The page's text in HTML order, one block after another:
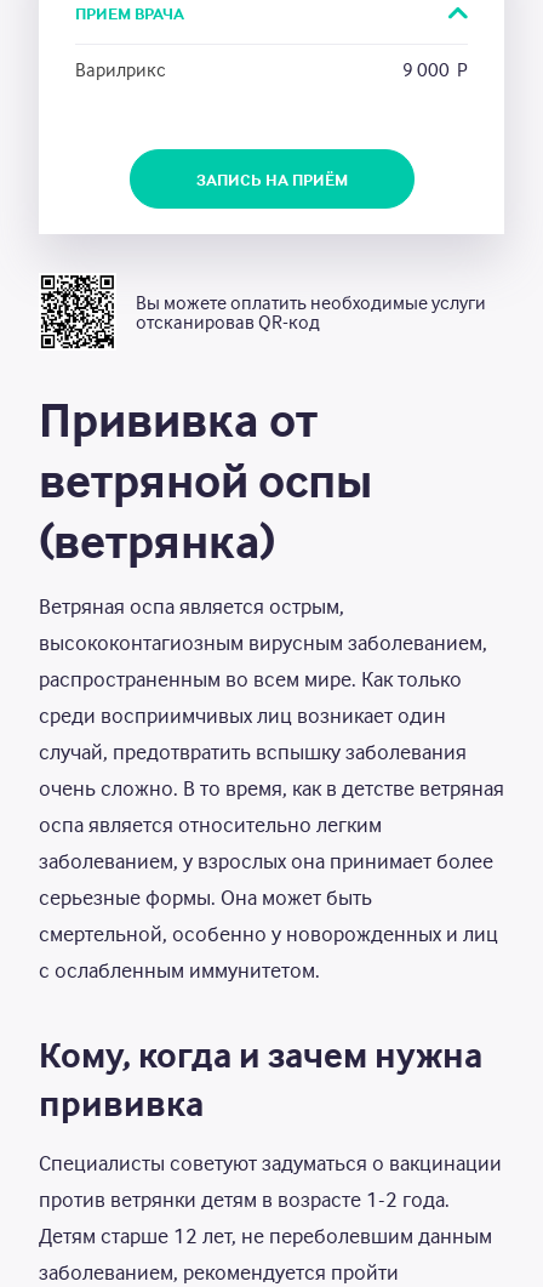
Новости
Акции
Единый call-центр
call_centr_2020@mail.ru
ПРИЕМ ВРАЧА
Варилрикс 9 000 Р
ЗАПИСЬ НА ПРИЁМ
Вы можете оплатить необходимые услуги
отсканировав QR-код
Прививка от
ветряной оспы
(ветрянка)
Ветряная оспа является острым,
высококонтагиозным вирусным заболеванием,
распространенным во всем мире. Как только
среди восприимчивых лиц возникает один
случай, предотвратить вспышку заболевания
очень сложно. В то время, как в детстве ветряная
оспа является относительно легким
заболеванием, у взрослых она принимает более
серьезные формы. Она может быть
смертельной, особенно у новорожденных и лиц
с ослабленным иммунитетом.
Кому, когда и зачем нужна
прививка
Специалисты советуют задуматься о вакцинации
против ветрянки детям в возрасте 1-2 года.
Детям старше 12 лет, не переболевшим данным
заболеванием, рекомендуется пройти